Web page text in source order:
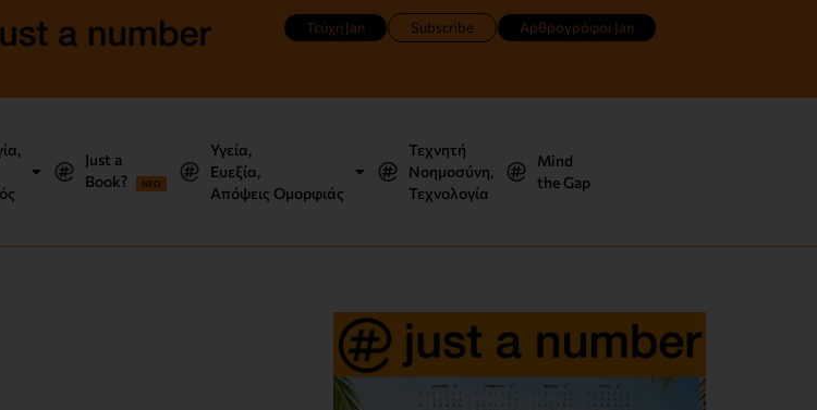
Τεύχη Jan Subscribe Αρθρογράφοι Jan
Just a
Book?
NEO
Υγεία,
Ευεξία,
Απόψεις Ομορφιάς
Τεχνητή
Νοημοσύνη,
Τεχνολογία
Mind
the Gap